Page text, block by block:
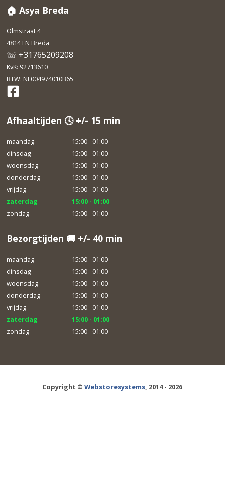
🏠 Asya Breda
Olmstraat 4
4814 LN Breda
☏ +31765209208
KvK: 92713610
BTW: NL004974010B65
Afhaaltijden 🕓 +/- 15 min
maandag
15:00 - 01:00
dinsdag
15:00 - 01:00
woensdag
15:00 - 01:00
donderdag
15:00 - 01:00
vrijdag
15:00 - 01:00
zaterdag
15:00 - 01:00
zondag
15:00 - 01:00
Bezorgtijden 🚚 +/- 40 min
maandag
15:00 - 01:00
dinsdag
15:00 - 01:00
woensdag
15:00 - 01:00
donderdag
15:00 - 01:00
vrijdag
15:00 - 01:00
zaterdag
15:00 - 01:00
zondag
15:00 - 01:00
Copyright ©Webstoresystems, 2014 - 2026